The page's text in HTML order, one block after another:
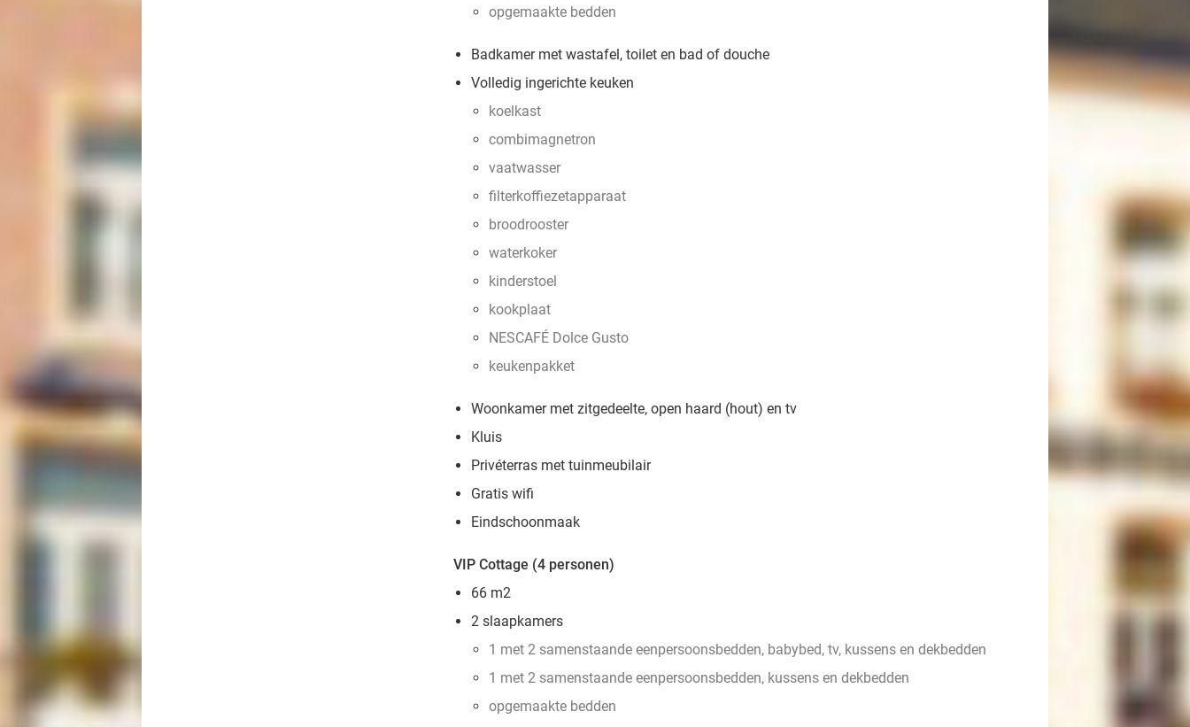
opgemaakte bedden
Badkamer met wastafel, toilet en bad of douche
Volledig ingerichte keuken
koelkast
combimagnetron
vaatwasser
filterkoffiezetapparaat
broodrooster
waterkoker
kinderstoel
kookplaat
NESCAFÉ Dolce Gusto
keukenpakket
Woonkamer met zitgedeelte, open haard (hout) en tv
Kluis
Privéterras met tuinmeubilair
Gratis wifi
Eindschoonmaak
VIP Cottage (4 personen)
66 m2
2 slaapkamers
1 met 2 samenstaande eenpersoonsbedden, babybed, tv, kussens en dekbedden
1 met 2 samenstaande eenpersoonsbedden, kussens en dekbedden
opgemaakte bedden